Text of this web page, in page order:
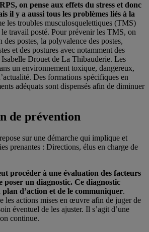
on pense aux effets du stress et donc
il y a aussi tous les problèmes liés à la
les troubles musculosquelettiques (TMS)
travail posté. Pour prévenir les TMS, on
postes, la polyvalence des postes,
et des postures avec notamment des
Drouet de La Thibauderie. Les
un environnement toxique, dangereux,
Des formations spécifiques en
adéquats sont dispensés afin de diminuer
de prévention
sur une démarche qui implique et
prenantes : Directions, élus en charge de
procéder à une évaluation des facteurs
poser un diagnostic. Ce diagnostic
d’action et de le communiquer.
les actions mises en œuvre afin de juger de
éventuel de les ajuster. Il s’agit d’une
continue.